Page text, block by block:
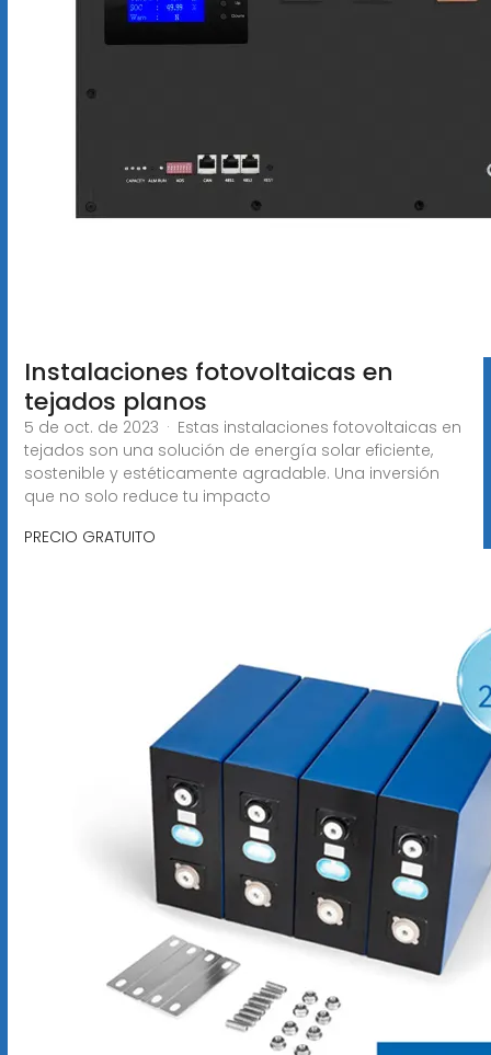
Instalaciones fotovoltaicas en
tejados planos
5 de oct. de 2023 · Estas instalaciones fotovoltaicas en
tejados son una solución de energía solar eficiente,
sostenible y estéticamente agradable. Una inversión
que no solo reduce tu impacto
PRECIO GRATUITO